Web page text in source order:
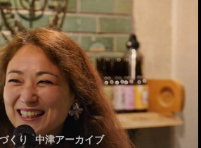
くり 中津アーカイブ
Archives リスト表示
Category
アート／文化／音楽
クラフト
コミュニティ／まちづ
アクセス
お問い合わせ